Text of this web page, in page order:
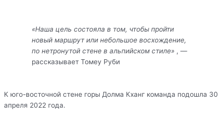
«Наша цель состояла в том, чтобы пройти
новый маршрут или небольшое восхождение,
по нетронутой стене в альпийском стиле» , —
рассказывает Томеу Руби
К юго-восточной стене горы Долма Кханг команда подошла 30
апреля 2022 года.